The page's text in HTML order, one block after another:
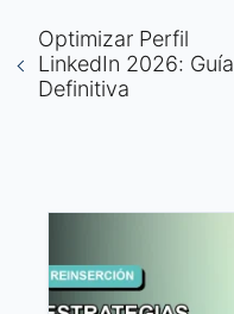
Optimizar Perfil
LinkedIn 2026: Guía
Definitiva